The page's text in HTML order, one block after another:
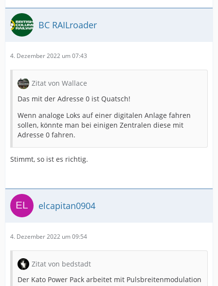
BC RAILroader
4. Dezember 2022 um 07:43
Zitat von Wallace
Das mit der Adresse 0 ist Quatsch!
Wenn analoge Loks auf einer digitalen Anlage fahren
sollen, könnte man bei einigen Zentralen diese mit
Adresse 0 fahren.
Stimmt, so ist es richtig.
elcapitan0904
4. Dezember 2022 um 09:54
Zitat von bedstadt
Der Kato Power Pack arbeitet mit Pulsbreitenmodulation